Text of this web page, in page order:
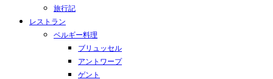
旅行記
レストラン
ベルギー料理
ブリュッセル
アントワープ
ゲント